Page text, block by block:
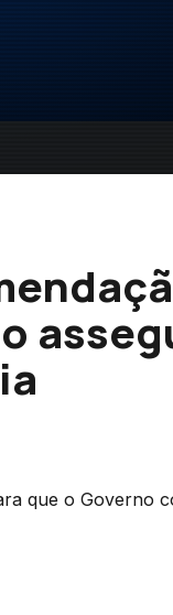
que o Governo